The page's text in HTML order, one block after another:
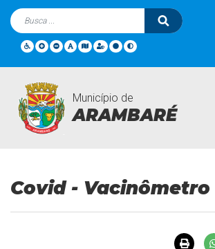
Município de
ARAMBARÉ
Covid - Vacinômetro Página Inicial
Covid - Vacinômetro